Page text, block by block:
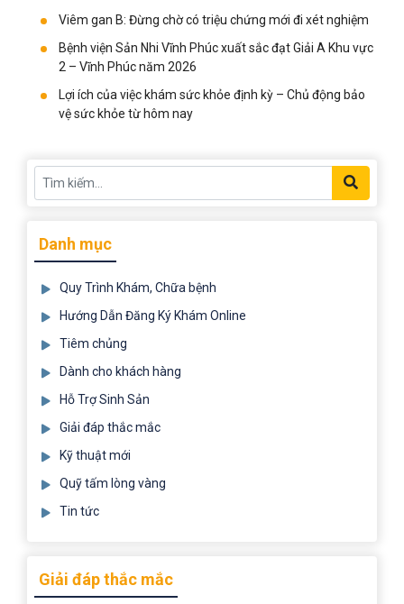
Viêm gan B: Đừng chờ có triệu chứng mới đi xét nghiệm
Bệnh viện Sản Nhi Vĩnh Phúc xuất sắc đạt Giải A Khu vực
2 – Vĩnh Phúc năm 2026
Lợi ích của việc khám sức khỏe định kỳ – Chủ động bảo
vệ sức khỏe từ hôm nay
Danh mục
Quy Trình Khám, Chữa bệnh
Hướng Dẫn Đăng Ký Khám Online
Tiêm chủng
Dành cho khách hàng
Hỗ Trợ Sinh Sản
Giải đáp thắc mắc
Kỹ thuật mới
Quỹ tấm lòng vàng
Tin tức
Giải đáp thắc mắc